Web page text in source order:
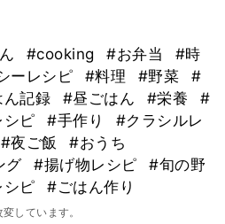
#cooking #お弁当
#時
ーレシピ #料理 #野菜
#
記録 #昼ごはん #栄養
#
ピ #手作り
#クラシルレ
#夜ご飯
#おうち
グ #揚げ物レシピ
#旬の野
ピ #ごはん作り
しています。